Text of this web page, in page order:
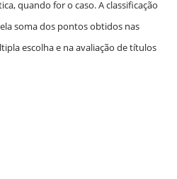
quando for o caso. A classificação
soma dos pontos obtidos nas
escolha e na avaliação de títulos